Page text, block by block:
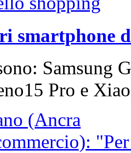
smartphone
Samsung
Pro e